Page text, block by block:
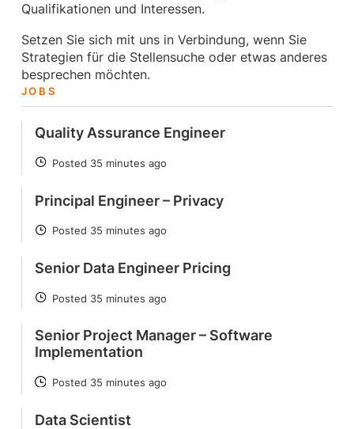
Qualifikationen und Interessen.
Setzen Sie sich mit uns in Verbindung, wenn Sie
Strategien für die Stellensuche oder etwas anderes
besprechen möchten.
JOBS
Quality Assurance Engineer
POSTED
Posted 35 minutes ago
Principal Engineer – Privacy
POSTED
Posted 35 minutes ago
Senior Data Engineer Pricing
POSTED
Posted 35 minutes ago
Senior Project Manager – Software
Implementation
POSTED
Posted 35 minutes ago
Data Scientist